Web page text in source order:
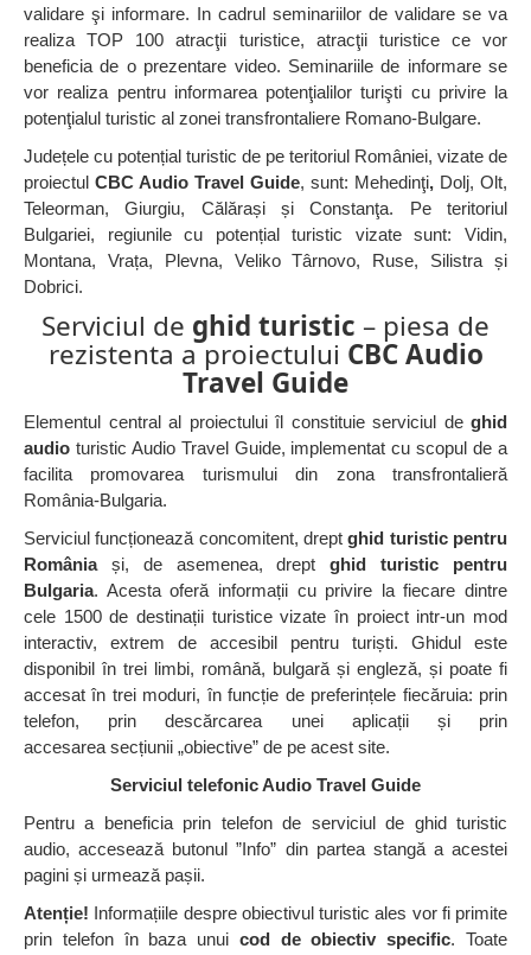
validare şi informare. In cadrul seminariilor de validare se va
realiza TOP 100 atracţii turistice, atracţii turistice ce vor
beneficia de o prezentare video. Seminariile de informare se
vor realiza pentru informarea potenţialilor turişti cu privire la
potenţialul turistic al zonei transfrontaliere Romano-Bulgare.
Județele cu potențial turistic de pe teritoriul României, vizate de
proiectul CBC Audio Travel Guide, sunt: Mehedinţi, Dolj, Olt,
Teleorman, Giurgiu, Călărași și Constanţa. Pe teritoriul
Bulgariei, regiunile cu potențial turistic vizate sunt: Vidin,
Montana, Vrața, Plevna, Veliko Târnovo, Ruse, Silistra și
Dobrici.
Serviciul de ghid turistic – piesa de
rezistenta a proiectului CBC Audio
Travel Guide
Elementul central al proiectului îl constituie serviciul de ghid
audio turistic Audio Travel Guide, implementat cu scopul de a
facilita promovarea turismului din zona transfrontalieră
România-Bulgaria.
Serviciul funcționează concomitent, dreptghid turistic pentru
Româniași, de asemenea, dreptghid turistic pentru
Bulgaria. Acesta oferă informații cu privire la fiecare dintre
cele 1500 de destinații turistice vizate în proiect intr-un mod
interactiv, extrem de accesibil pentru turiști. Ghidul este
disponibil în trei limbi, română, bulgară și engleză, și poate fi
accesat în trei moduri, în funcție de preferințele fiecăruia: prin
telefon, prin descărcarea unei aplicații și prin
accesarea secțiunii „obiective” de pe acest site.
Serviciul telefonic Audio Travel Guide
Pentru a beneficia prin telefon de serviciul de ghid turistic
audio, accesează butonul ”Info” din partea stangă a acestei
pagini și urmează pașii.
Atenție! Informațiile despre obiectivul turistic ales vor fi primite
prin telefon în baza unui cod de obiectiv specific. Toate